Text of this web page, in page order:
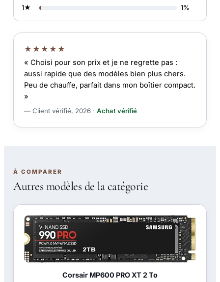
1★
1%
★★★★★
« Choisi pour son prix et je ne regrette pas :
aussi rapide que des modèles bien plus chers.
Peu de chauffe, parfait dans mon boîtier compact.
»
— Client vérifié, 2026 · Achat vérifié
À COMPARER
Autres modèles de la catégorie
Corsair MP600 PRO XT 2 To